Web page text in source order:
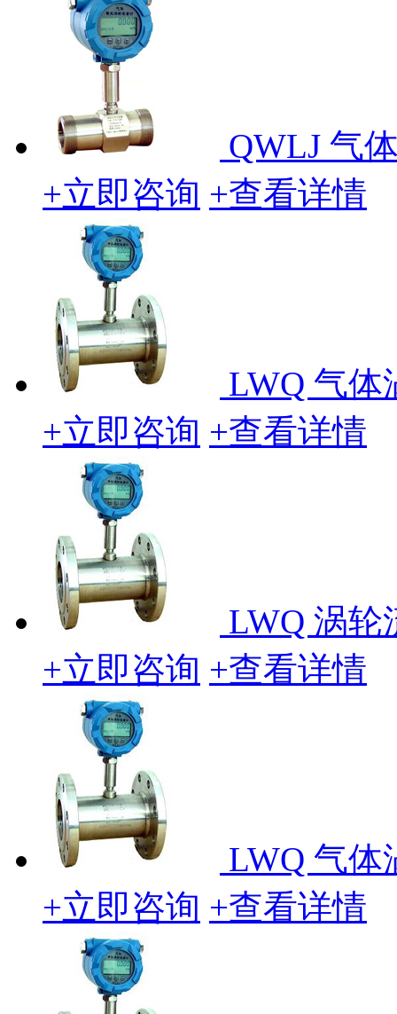
QWLJ 气
+立即咨询 +查看详情
LWQ 气体
+立即咨询 +查看详情
LWQ 涡轮
+立即咨询 +查看详情
LWQ 气体
+立即咨询 +查看详情